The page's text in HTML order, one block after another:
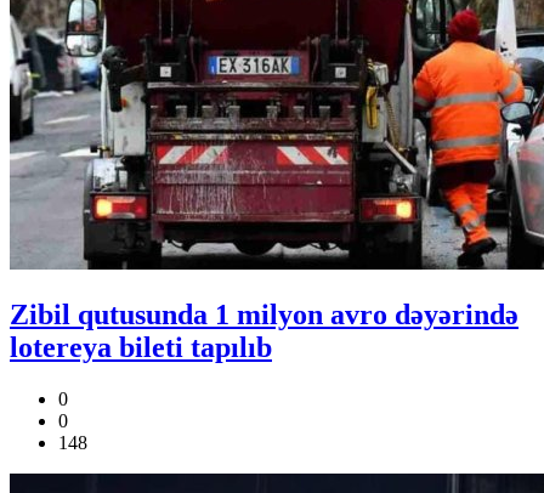
Zibil qutusunda 1 milyon avro dəyərində
lotereya bileti tapılıb
0
0
148